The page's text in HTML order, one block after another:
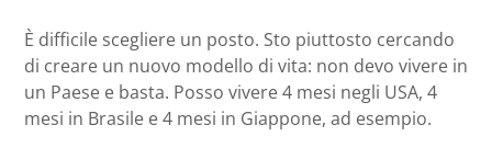
È difficile scegliere un posto. Sto piuttosto cercando
di creare un nuovo modello di vita: non devo vivere in
un Paese e basta. Posso vivere 4 mesi negli USA, 4
mesi in Brasile e 4 mesi in Giappone, ad esempio.